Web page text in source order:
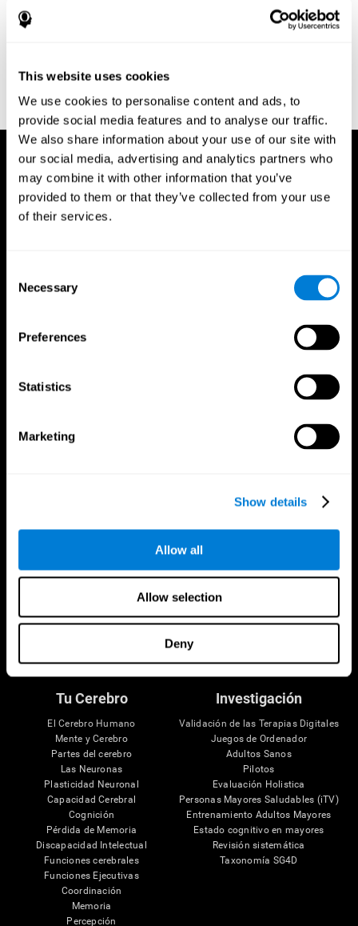
This website uses cookies
We use cookies to personalise content and ads, to
provide social media features and to analyse our traffic.
We also share information about your use of our site with
our social media, advertising and analytics partners who
may combine it with other information that you’ve
provided to them or that they’ve collected from your use
of their services.
Selection
Necessary
Preferences
Statistics
Marketing
Show details
Allow all
Allow selection
Deny
Edwards, J. D., Vance, D. E., Wadley, V. G., Cissell, G. M., Roenker,
of clinical and experimental neuropsychology, 27(5), 529-543.
Síguenos en
Tu Cerebro
El Cerebro Humano
Mente y Cerebro
Partes del cerebro
Las Neuronas
Plasticidad Neuronal
Capacidad Cerebral
Cognición
Pérdida de Memoria
Discapacidad Intelectual
Funciones cerebrales
Funciones Ejecutivas
Coordinación
Memoria
Percepción
Investigación
Validación de las Terapias Digitales
Juegos de Ordenador
Adultos Sanos
Pilotos
Evaluación Holistica
Personas Mayores Saludables (iTV)
Entrenamiento Adultos Mayores
Estado cognitivo en mayores
Revisión sistemática
Taxonomía SG4D